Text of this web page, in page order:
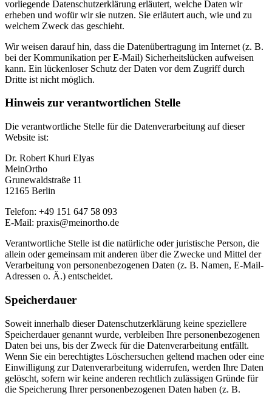
vorliegende Datenschutzerklärung erläutert, welche Daten wir
erheben und wofür wir sie nutzen. Sie erläutert auch, wie und zu
welchem Zweck das geschieht.
Wir weisen darauf hin, dass die Datenübertragung im Internet (z. B.
bei der Kommunikation per E-Mail) Sicherheitslücken aufweisen
kann. Ein lückenloser Schutz der Daten vor dem Zugriff durch
Dritte ist nicht möglich.
Hinweis zur verantwortlichen Stelle
Die verantwortliche Stelle für die Datenverarbeitung auf dieser
Website ist:
Dr. Robert Khuri Elyas
MeinOrtho
Grunewaldstraße 11
12165 Berlin
Telefon: +49 151 647 58 093
E-Mail: praxis@meinortho.de
Verantwortliche Stelle ist die natürliche oder juristische Person, die
allein oder gemeinsam mit anderen über die Zwecke und Mittel der
Verarbeitung von personenbezogenen Daten (z. B. Namen, E-Mail-
Adressen o. Ä.) entscheidet.
Speicherdauer
Soweit innerhalb dieser Datenschutzerklärung keine speziellere
Speicherdauer genannt wurde, verbleiben Ihre personenbezogenen
Daten bei uns, bis der Zweck für die Datenverarbeitung entfällt.
Wenn Sie ein berechtigtes Löschersuchen geltend machen oder eine
Einwilligung zur Datenverarbeitung widerrufen, werden Ihre Daten
gelöscht, sofern wir keine anderen rechtlich zulässigen Gründe für
die Speicherung Ihrer personenbezogenen Daten haben (z. B.